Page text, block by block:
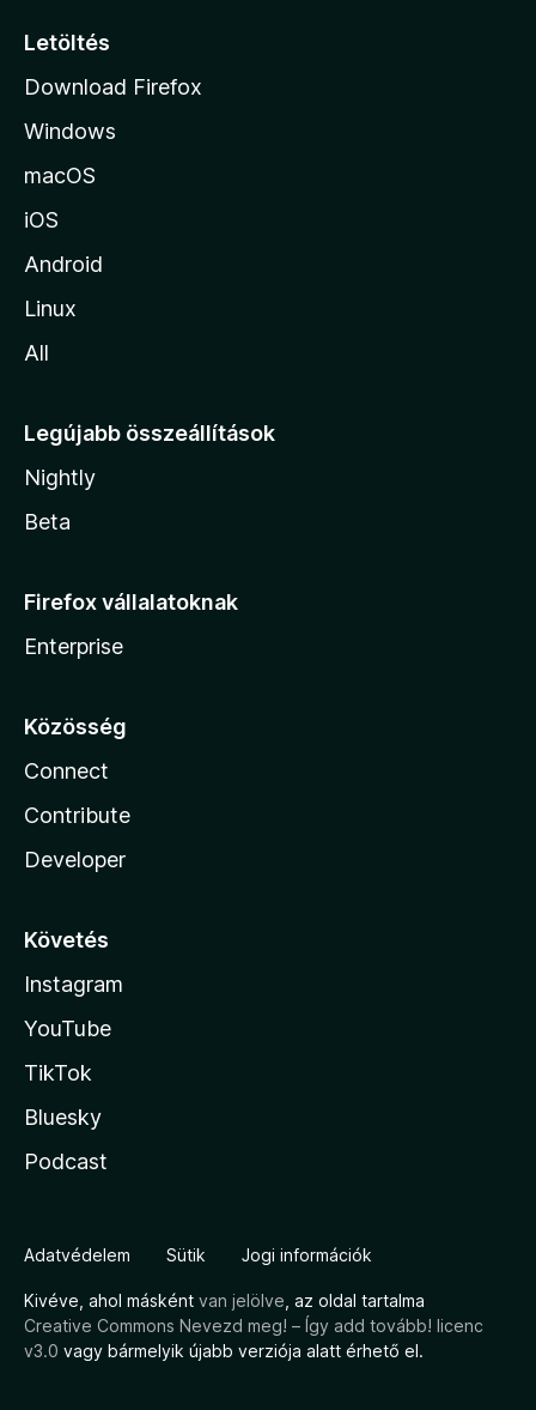
p
á
r
Letöltés
Download Firefox
Windows
macOS
iOS
Android
Linux
All
Legújabb összeállítások
Nightly
Beta
Firefox vállalatoknak
Enterprise
Közösség
Connect
Contribute
Developer
Követés
Instagram
YouTube
TikTok
Bluesky
Podcast
Adatvédelem Sütik Jogi információk
Kivéve, ahol másként van jelölve , az oldal tartalma
Creative Commons Nevezd meg! – Így add tovább! licenc
v3.0 vagy bármelyik újabb verziója alatt érhető el.